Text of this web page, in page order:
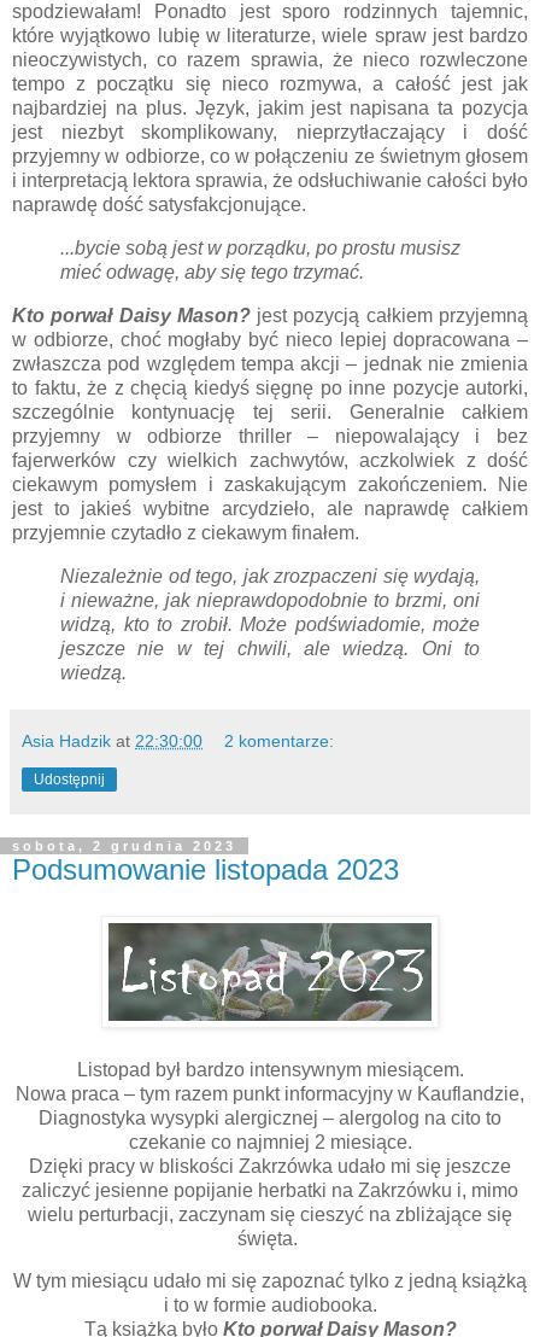
spodziewałam! Ponadto jest sporo rodzinnych tajemnic,
które wyjątkowo lubię w literaturze, wiele spraw jest bardzo
nieoczywistych, co razem sprawia, że nieco rozwleczone
tempo z początku się nieco rozmywa, a całość jest jak
najbardziej na plus. Język, jakim jest napisana ta pozycja
jest niezbyt skomplikowany, nieprzytłaczający i dość
przyjemny w odbiorze, co w połączeniu ze świetnym głosem
i interpretacją lektora sprawia, że odsłuchiwanie całości było
naprawdę dość satysfakcjonujące.
...bycie sobą jest w porządku, po prostu musisz
mieć odwagę, aby się tego trzymać.
Kto porwał Daisy Mason? jest pozycją całkiem przyjemną
w odbiorze, choć mogłaby być nieco lepiej dopracowana –
zwłaszcza pod względem tempa akcji – jednak nie zmienia
to faktu, że z chęcią kiedyś sięgnę po inne pozycje autorki,
szczególnie kontynuację tej serii. Generalnie całkiem
przyjemny w odbiorze thriller – niepowalający i bez
fajerwerków czy wielkich zachwytów, aczkolwiek z dość
ciekawym pomysłem i zaskakującym zakończeniem. Nie
jest to jakieś wybitne arcydzieło, ale naprawdę całkiem
przyjemnie czytadło z ciekawym finałem.
Niezależnie od tego, jak zrozpaczeni się wydają,
i nieważne, jak nieprawdopodobnie to brzmi, oni
widzą, kto to zrobił. Może podświadomie, może
jeszcze nie w tej chwili, ale wiedzą. Oni to
wiedzą.
Asia Hadzik at 22:30:00 2 komentarze:
Udostępnij
sobota, 2 grudnia 2023
Podsumowanie listopada 2023
Listopad był bardzo intensywnym miesiącem.
Nowa praca – tym razem punkt informacyjny w Kauflandzie,
Diagnostyka wysypki alergicznej – alergolog na cito to
czekanie co najmniej 2 miesiące.
Dzięki pracy w bliskości Zakrzówka udało mi się jeszcze
zaliczyć jesienne popijanie herbatki na Zakrzówku i, mimo
wielu perturbacji, zaczynam się cieszyć na zbliżające się
święta.
W tym miesiącu udało mi się zapoznać tylko z jedną książką
i to w formie audiobooka.
Tą książką byłoKto porwał Daisy Mason?